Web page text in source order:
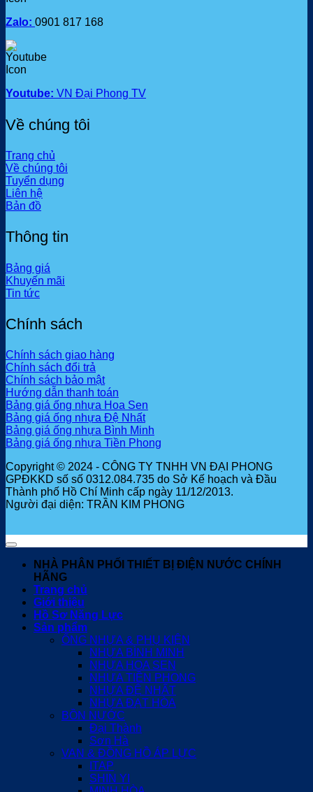
Zalo: 0901 817 168
Youtube: VN Đại Phong TV
Về chúng tôi
Trang chủ
Về chúng tôi
Tuyển dụng
Liên hệ
Bản đồ
Thông tin
Bảng giá
Khuyến mãi
Tin tức
Chính sách
Chính sách giao hàng
Chính sách đổi trả
Chính sách bảo mật
Hướng dẫn thanh toán
Bảng giá ống nhựa Hoa Sen
Bảng giá ống nhựa Đệ Nhất
Bảng giá ống nhựa Bình Minh
Bảng giá ống nhựa Tiền Phong
Copyright © 2024 - CÔNG TY TNHH VN ĐẠI PHONG
GPĐKKD số số 0312.084.735 do Sở Kế hoạch và Đầu
Thành phố Hồ Chí Minh cấp ngày 11/12/2013.
Người đại diện: TRẦN KIM PHONG
NHÀ PHÂN PHỐI THIẾT BỊ ĐIỆN NƯỚC CHÍNH
HÃNG
Trang chủ
Giới thiệu
Hồ Sơ Năng Lực
Sản phẩm
ỐNG NHỰA & PHỤ KIỆN
NHỰA BÌNH MINH
NHỰA HOA SEN
NHỰA TIỀN PHONG
NHỰA ĐỆ NHẤT
NHỰA ĐẠT HÒA
BỒN NƯỚC
Đại Thành
Sơn Hà
VAN & ĐỒNG HỒ ÁP LỰC
ITAP
SHIN YI